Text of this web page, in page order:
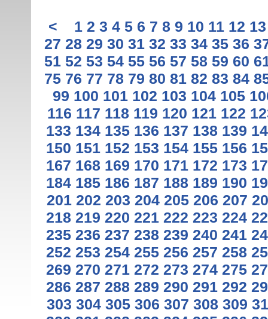
< 1 2 3 4 5 6 7 8 9 10 11 12 13
27 28 29 30 31 32 33 34 35 36
51 52 53 54 55 56 57 58 59 60
75 76 77 78 79 80 81 82 83 84
99 100 101 102 103 104 105
116 117 118 119 120 121 122
133 134 135 136 137 138 139
150 151 152 153 154 155 156
167 168 169 170 171 172 173
184 185 186 187 188 189 190
201 202 203 204 205 206 207
218 219 220 221 222 223 224
235 236 237 238 239 240 241
252 253 254 255 256 257 258
269 270 271 272 273 274 275
286 287 288 289 290 291 292
303 304 305 306 307 308 309